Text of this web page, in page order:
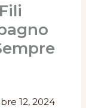
12, 2024